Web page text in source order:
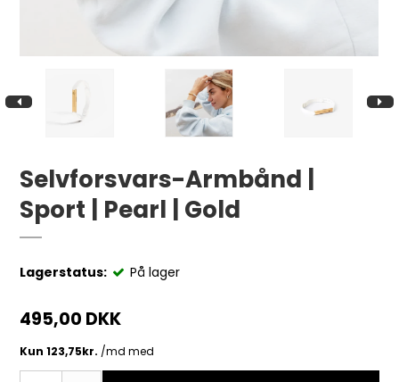
Selvforsvars-Armbånd |
Sport | Pearl | Gold
Lagerstatus: På lager
495,00 DKK